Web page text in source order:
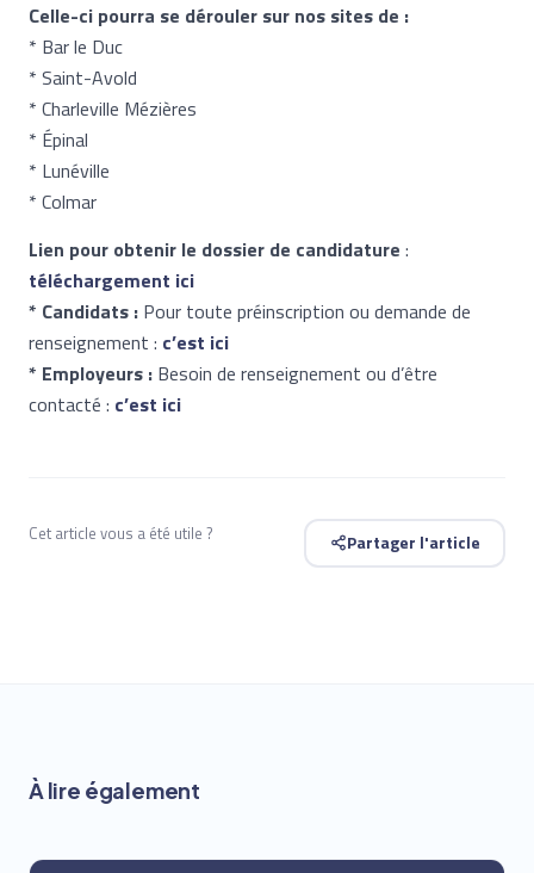
Celle-ci pourra se dérouler sur nos sites de :
* Bar le Duc
* Saint-Avold
* Charleville Mézières
* Épinal
* Lunéville
* Colmar
Lien pour obtenir le dossier de candidature :
téléchargement ici
* Candidats : Pour toute préinscription ou demande de
renseignement : c’est ici
* Employeurs : Besoin de renseignement ou d’être
contacté : c’est ici
Cet article vous a été utile ? Partager l'article
À lire également